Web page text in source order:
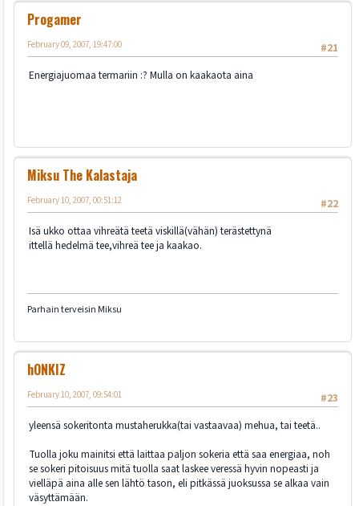
Progamer
#21
February 09, 2007, 19:47:00
Energiajuomaa termariin :? Mulla on kaakaota aina
Miksu The Kalastaja
#22
February 10, 2007, 00:51:12
Isä ukko ottaa vihreätä teetä viskillä(vähän) terästettynä
ittellä hedelmä tee,vihreä tee ja kaakao.
Parhain terveisin Miksu
hONKIZ
#23
February 10, 2007, 09:54:01
yleensä sokeritonta mustaherukka(tai vastaavaa) mehua, tai teetä..
Tuolla joku mainitsi että laittaa paljon sokeria että saa energiaa, noh
se sokeri pitoisuus mitä tuolla saat laskee veressä hyvin nopeasti ja
vielläpä aina alle sen lähtö tason, eli pitkässä juoksussa se alkaa vain
väsyttämään.